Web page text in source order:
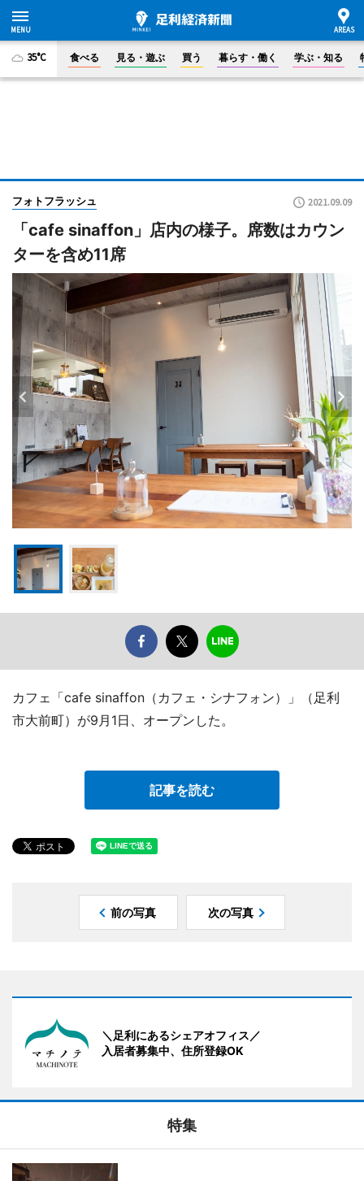
35°C 食べる 見る・遊ぶ 買う 暮らす・働く 学ぶ・知る
フォトフラッシュ 2021.09.09
「cafe sinaffon」店内の様子。席数はカウン
ターを含め11席
カフェ「cafe sinaffon（カフェ・シナフォン）」（足利
市大前町）が9月1日、オープンした。
記事を読む
前の写真 次の写真
＼足利にあるシェアオフィス／
入居者募集中、住所登録OK
特集